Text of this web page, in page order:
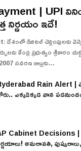
| UPI
నిర్ణయం ఇదే!
దేశంలో డిజిటల్ చెల్లింపులకు
కేంద్ర ప్రభుత్వం శ్రీకారం
సవరణ బిల్లుకు...
Rain Alert |
ఎక్కడెక్కడ వాన
Cabinet Decisions |
అమరావతి,